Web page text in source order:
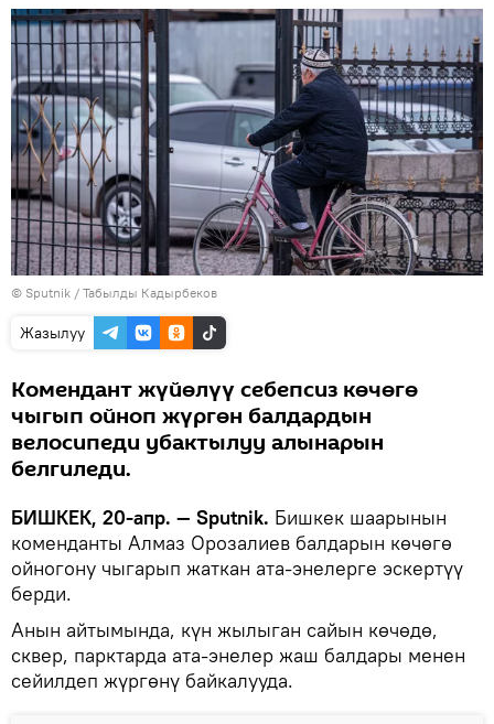
© Sputnik / Табылды Кадырбеков
Жазылуу
Комендант жүйөлүү себепсиз көчөгө
чыгып ойноп жүргөн балдардын
велосипеди убактылуу алынарын
белгиледи.
БИШКЕК, 20-апр. — Sputnik. Бишкек шаарынын
коменданты Алмаз Орозалиев балдарын көчөгө
ойногону чыгарып жаткан ата-энелерге эскертүү
берди.
Анын айтымында, күн жылыган сайын көчөдө,
сквер, парктарда ата-энелер жаш балдары менен
сейилдеп жүргөнү байкалууда.